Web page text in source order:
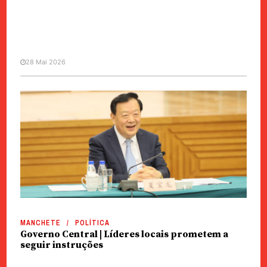
MANCHETE POLÍTICA
Administração | Renovadas
lideranças do IAM, Obras
Públicas e Solos e Construção
28 Mai 2026
MANCHETE POLÍTICA
Governo Central | Líderes locais prometem a
seguir instruções